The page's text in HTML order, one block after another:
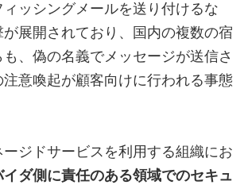
ィッシングメールを送り付けるな
が展開されており、国内の複数の宿
、偽の名義でメッセージが送信さ
意喚起が顧客向けに行われる事態
ジドサービスを利用する組織にお
イダ側に責任のある領域でのセキュ